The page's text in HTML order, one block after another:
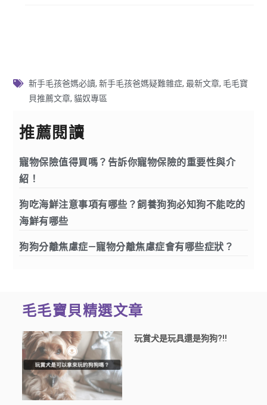
新手毛孩爸媽必讀,新手毛孩爸媽疑難雜症,最新文章, 毛毛寶
貝推薦文章, 貓奴專區
推薦閱讀
寵物保險值得買嗎？告訴你寵物保險的重要性與介
紹！
狗吃海鮮注意事項有哪些？飼養狗狗必知狗不能吃的
海鮮有哪些
狗狗分離焦慮症—寵物分離焦慮症會有哪些症狀？
毛毛寶貝精選文章
玩賞犬是玩具還是狗狗?!!